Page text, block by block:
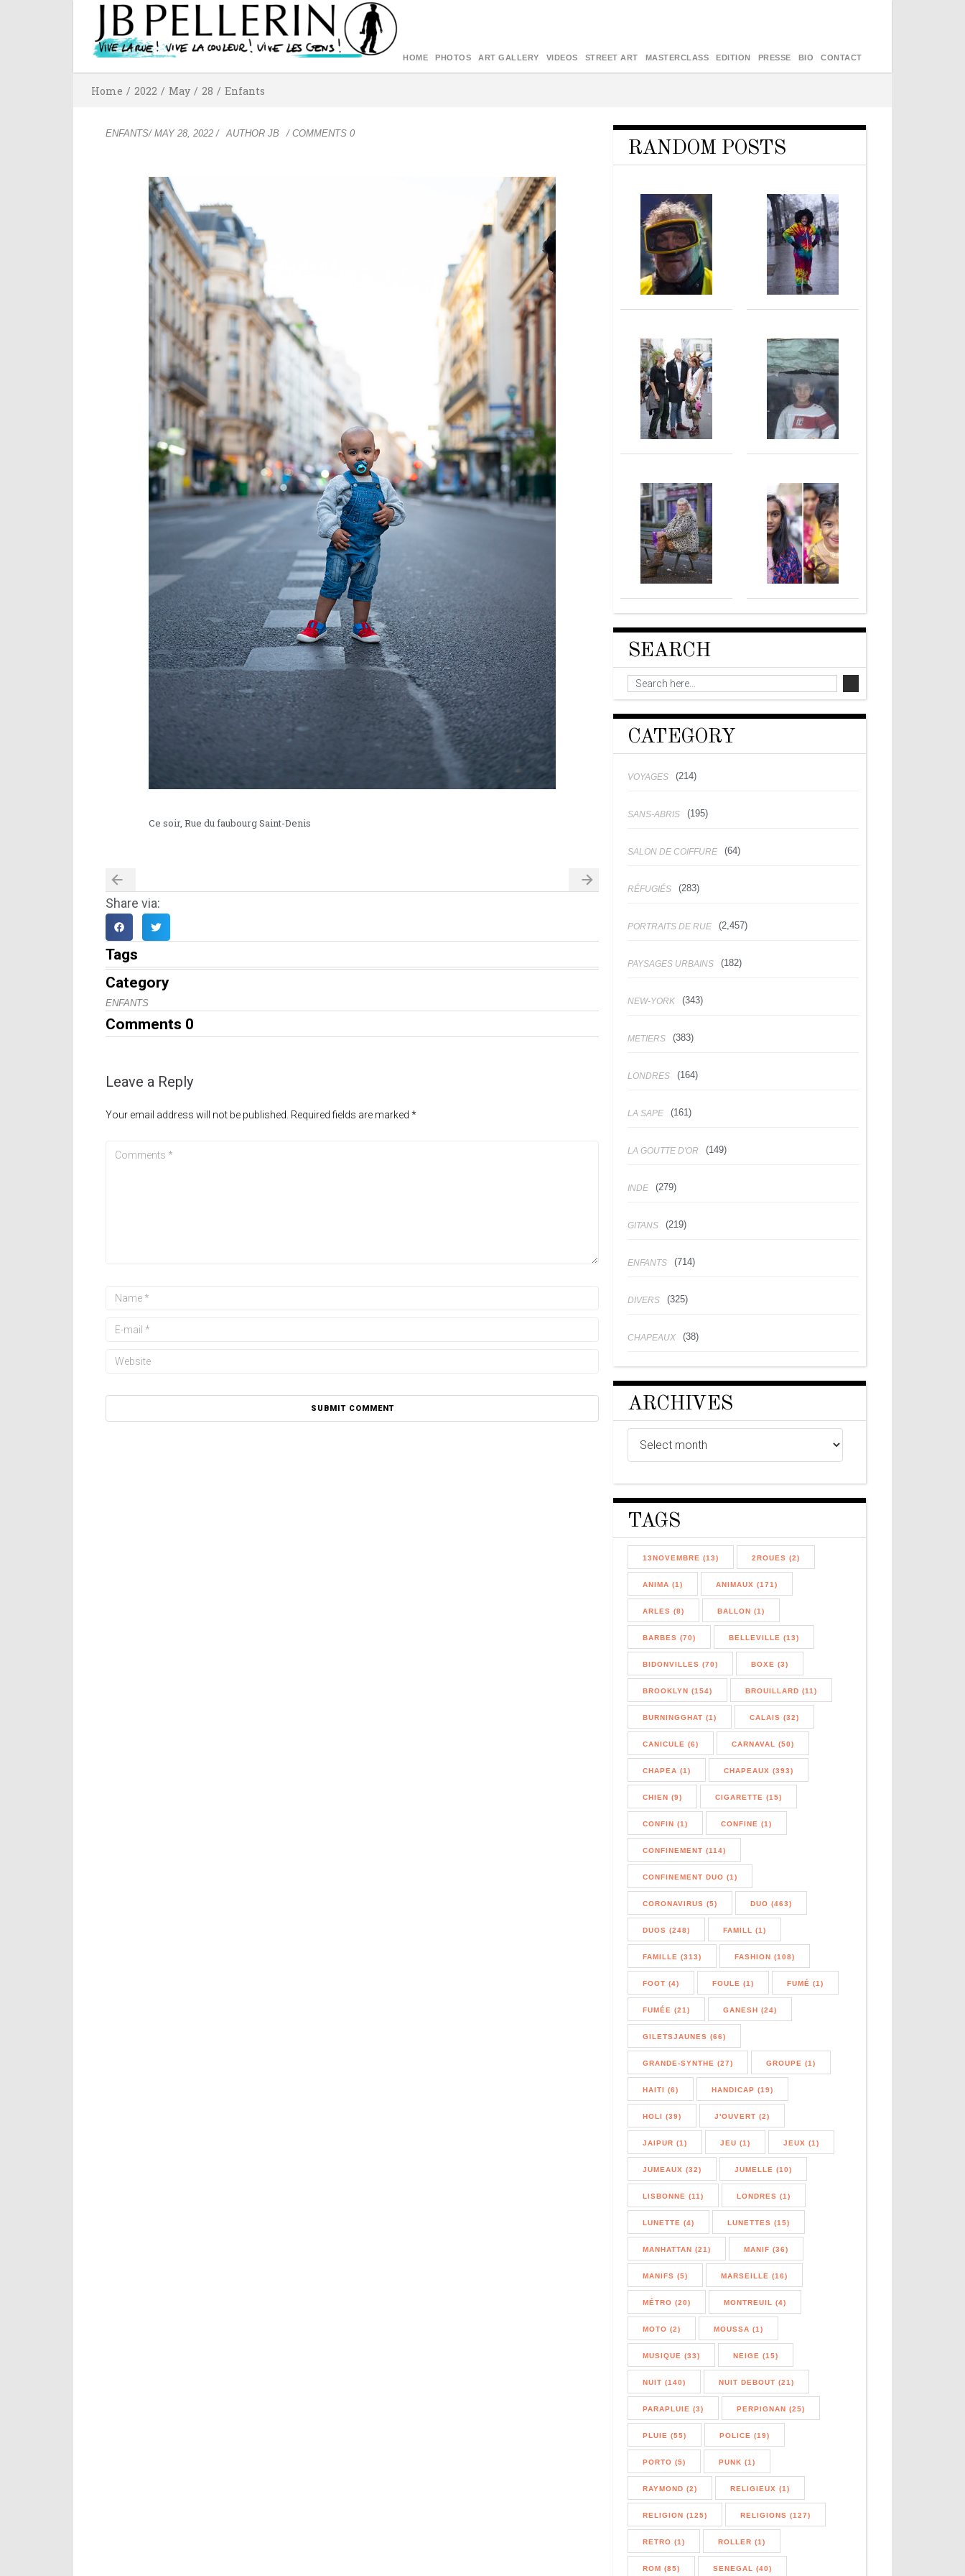
HOME PHOTOS ART GALLERY VIDEOS STREET ART MASTERCLASS EDITION PRESSE BIO CONTACT
Home / 2022 / May / 28 / Enfants
ENFANTS/ MAY 28, 2022 / AUTHOR JB / COMMENTS 0
Ce soir, Rue du faubourg Saint-Denis
Share via:
Tags
Category
ENFANTS
Comments 0
Leave a Reply
Your email address will not be published. Required fields are marked *
RANDOM POSTS
SEARCH
CATEGORY
VOYAGES (214)
SANS-ABRIS (195)
SALON DE COIFFURE (64)
RÉFUGIÉS (283)
PORTRAITS DE RUE (2,457)
PAYSAGES URBAINS (182)
NEW-YORK (343)
METIERS (383)
LONDRES (164)
LA SAPE (161)
LA GOUTTE D'OR (149)
INDE (279)
GITANS (219)
ENFANTS (714)
DIVERS (325)
CHAPEAUX (38)
ARCHIVES
TAGS
13NOVEMBRE (13) 2ROUES (2)
ANIMA (1) ANIMAUX (171)
ARLES (8) BALLON (1)
BARBES (70) BELLEVILLE (13)
BIDONVILLES (70) BOXE (3)
BROOKLYN (154) BROUILLARD (11)
BURNINGGHAT (1) CALAIS (32)
CANICULE (6) CARNAVAL (50)
CHAPEA (1) CHAPEAUX (393)
CHIEN (9) CIGARETTE (15)
CONFIN (1) CONFINE (1)
CONFINEMENT (114)
CONFINEMENT DUO (1)
CORONAVIRUS (5) DUO (463)
DUOS (248) FAMILL (1)
FAMILLE (313) FASHION (108)
FOOT (4) FOULE (1) FUMÉ (1)
FUMÉE (21) GANESH (24)
GILETSJAUNES (66)
GRANDE-SYNTHE (27) GROUPE (1)
HAITI (6) HANDICAP (19)
HOLI (39) J'OUVERT (2)
JAIPUR (1) JEU (1) JEUX (1)
JUMEAUX (32) JUMELLE (10)
LISBONNE (11) LONDRES (1)
LUNETTE (4) LUNETTES (15)
MANHATTAN (21) MANIF (36)
MANIFS (5) MARSEILLE (16)
MÉTRO (20) MONTREUIL (4)
MOTO (2) MOUSSA (1)
MUSIQUE (33) NEIGE (15)
NUIT (140) NUIT DEBOUT (21)
PARAPLUIE (3) PERPIGNAN (25)
PLUIE (55) POLICE (19)
PORTO (5) PUNK (1)
RAYMOND (2) RELIGIEUX (1)
RELIGION (125) RELIGIONS (127)
RETRO (1) ROLLER (1)
ROM (85) SENEGAL (40)